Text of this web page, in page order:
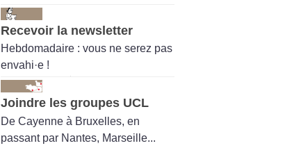
Recevoir la newsletter
Hebdomadaire : vous ne serez pas
envahi·e !
Joindre les groupes UCL
De Cayenne à Bruxelles, en
passant par Nantes, Marseille...